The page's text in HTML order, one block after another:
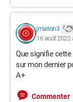
jmarion3
16 août 2022
Que signifie
sur mon dernier
A+
Commenter